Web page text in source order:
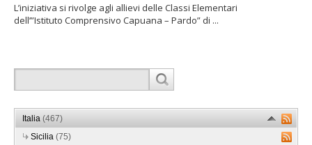
L’iniziativa si rivolge agli allievi delle Classi Elementari
dell’”Istituto Comprensivo Capuana – Pardo” di ...
Italia (467)
Sicilia (75)